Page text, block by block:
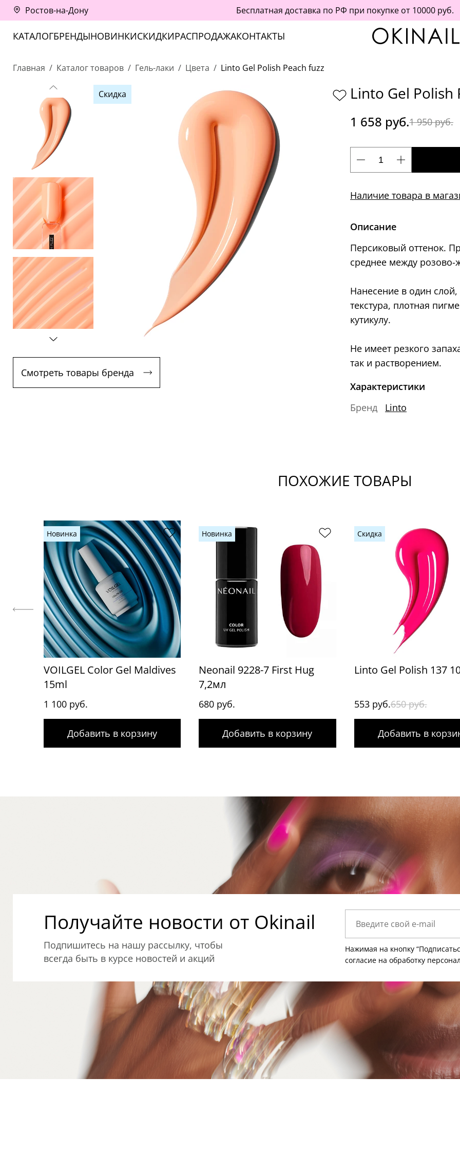
Ростов-на-Дону Бесплатная доставка по РФ при покупке от 10000 руб.
КАТАЛОГБРЕНДЫНОВИНКИСКИДКИРАСПРОДАЖАКОНТАКТЫ
Главная Каталог товаров Гель-лаки Цвета Linto Gel Polish Peach fuzz
Скидка
Смотреть товары бренда
Linto Gel Polish
1 658 руб.1 950 руб.
Наличие товара в
Описание
Персиковый оттенок.
среднее между
Нанесение в один
текстура, плотная
кутикулу.
Не имеет резкого
так и растворением.
Характеристики
Бренд
Linto
ПОХОЖИЕ ТОВАРЫ
Новинка
VOILGEL Color Gel Maldives
15ml
1 100 руб.
Добавить в корзину
Новинка
Neonail 9228-7 First Hug
7,2мл
680 руб.
Добавить в корзину
Скидка
Linto Gel Polish 137
553 руб.650 руб.
Добавить в
Получайте новости от Okinail
Подпишитесь на нашу рассылку, чтобы
всегда быть в курсе новостей и акций
Нажимая на кнопку
согласие на обработку